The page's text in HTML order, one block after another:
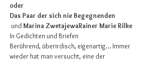
oder
Das Paar der sich nie Begegnenden
und Marina ZwetajewaRainer Marie Rilke
In Gedichten und Briefen
Berührend, überirdisch, eigenartig… Immer
wieder hat man versucht, eine der